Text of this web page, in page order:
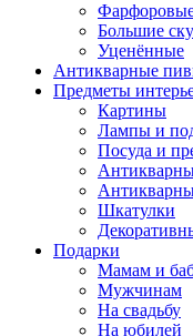
Большие
Уценённые
Антикварные
Предметы
Картины
Лампы и
Посуда и
Шкатулки
Подарки
Мамам и
Мужчинам
На свадьбу
На юбилей